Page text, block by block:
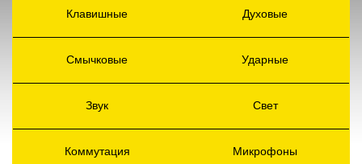
Клавишные Духовые
Смычковые Ударные
Звук Свет
Коммутация Микрофоны